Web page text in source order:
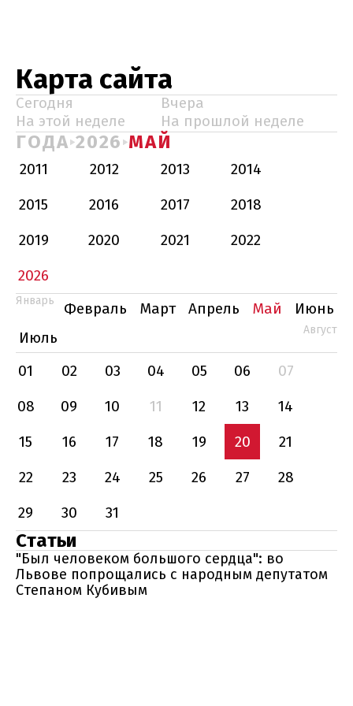
Карта сайта
Сегодня
Вчера
На этой неделе
На прошлой неделе
ГОДА 2026 МАЙ
2011 2012 2013
2014
2015
2016 2017
2018
2019
2020 2021
2022
2026
Январь Февраль Март Апрель Май
Июнь
Июль
Август
01 02 03 04 05 06
07
08
09 10 11 12 13
14
15
16 17 18 19 20
21
22
23 24 25 26 27
28
29
30 31
Статьи
"Был человеком большого сердца": во
Львове попрощались с народным депутатом
Степаном Кубивым